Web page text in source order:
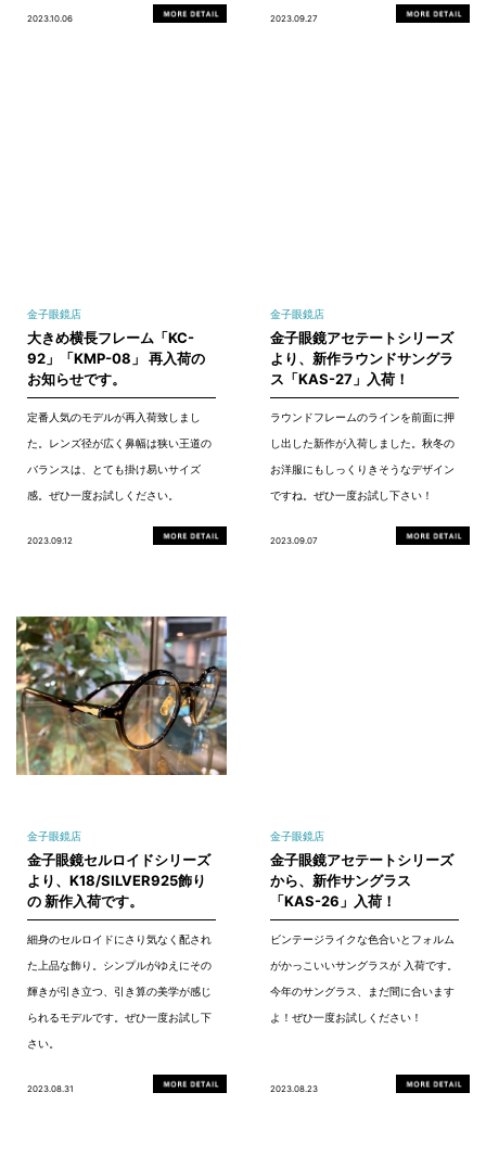
2023.10.06 2023.09.27
金子眼鏡店
大きめ横長フレーム「KC-
92」「KMP-08」 再入荷の
お知らせです。
定番人気のモデルが再入荷致しまし
た。レンズ径が広く鼻幅は狭い王道の
バランスは、とても掛け易いサイズ
感。ぜひ一度お試しください。
2023.09.12
金子眼鏡店
金子眼鏡アセテートシリーズ
より、新作ラウンドサングラ
ス「KAS-27」入荷！
ラウンドフレームのラインを前面に押
し出した新作が入荷しました。秋冬の
お洋服にもしっくりきそうなデザイン
ですね。ぜひ一度お試し下さい！
2023.09.07
金子眼鏡店
金子眼鏡セルロイドシリーズ
より、K18/SILVER925飾り
の 新作入荷です。
細身のセルロイドにさり気なく配され
た上品な飾り。シンプルがゆえにその
輝きが引き立つ、引き算の美学が感じ
られるモデルです。ぜひ一度お試し下
さい。
2023.08.31
金子眼鏡店
金子眼鏡アセテートシリーズ
から、新作サングラス
「KAS-26」入荷！
ビンテージライクな色合いとフォルム
がかっこいいサングラスが 入荷です。
今年のサングラス、まだ間に合います
よ！ぜひ一度お試しください！
2023.08.23